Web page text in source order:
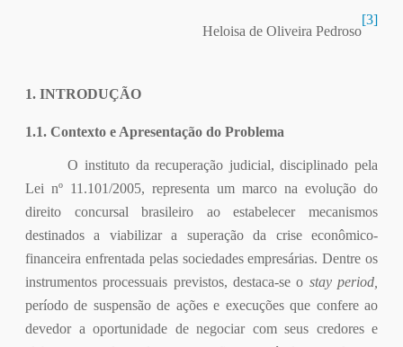
Heloisa de Oliveira Pedroso
[3]
1. INTRODUÇÃO
1.1. Contexto e Apresentação do Problema
O instituto da recuperação judicial, disciplinado pela
Lei nº 11.101/2005, representa um marco na evolução do
direito concursal brasileiro ao estabelecer mecanismos
destinados a viabilizar a superação da crise econômico-
financeira enfrentada pelas sociedades empresárias. Dentre os
instrumentos processuais previstos, destaca-se o stay period,
período de suspensão de ações e execuções que confere ao
devedor a oportunidade de negociar com seus credores e